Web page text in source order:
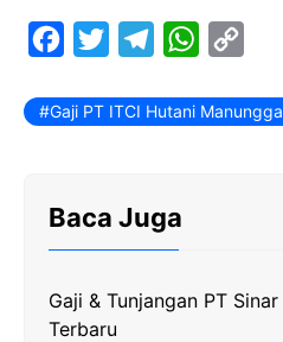
c
o
o
i
e
r
l
r
a
W
a
p
p
k
Gaji PT ITCI Hutani
Baca Juga
Gaji & Tunjangan PT
Terbaru